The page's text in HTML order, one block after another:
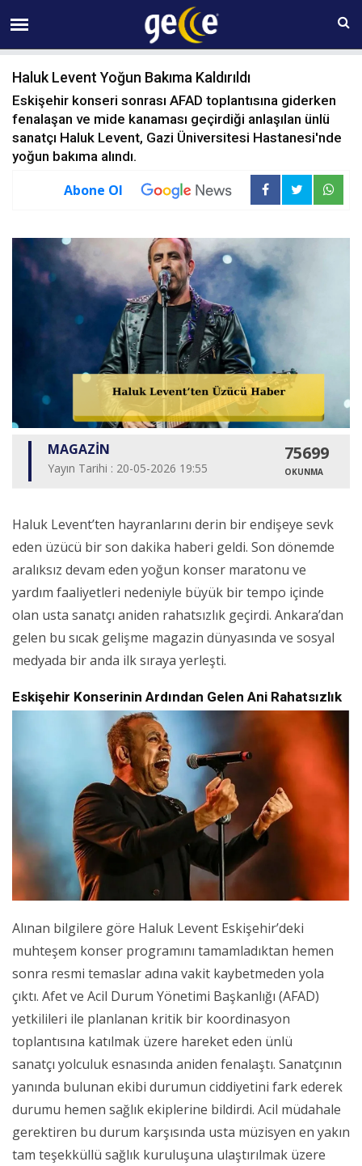
08 AĞUSTOS Cumartesi 20:56
Haluk Levent Yoğun Bakıma Kaldırıldı
Eskişehir konseri sonrası AFAD toplantısına giderken
fenalaşan ve mide kanaması geçirdiği anlaşılan ünlü
sanatçı Haluk Levent, Gazi Üniversitesi Hastanesi'nde
yoğun bakıma alındı.
Abone Ol
MAGAZİN
Yayın Tarihi : 20-05-2026 19:55
75699
OKUNMA
Haluk Levent’ten hayranlarını derin bir endişeye sevk
eden üzücü bir son dakika haberi geldi. Son dönemde
aralıksız devam eden yoğun konser maratonu ve
yardım faaliyetleri nedeniyle büyük bir tempo içinde
olan usta sanatçı aniden rahatsızlık geçirdi. Ankara’dan
gelen bu sıcak gelişme magazin dünyasında ve sosyal
medyada bir anda ilk sıraya yerleşti.
Eskişehir Konserinin Ardından Gelen Ani Rahatsızlık
Alınan bilgilere göre Haluk Levent Eskişehir’deki
muhteşem konser programını tamamladıktan hemen
sonra resmi temaslar adına vakit kaybetmeden yola
çıktı. Afet ve Acil Durum Yönetimi Başkanlığı (AFAD)
yetkilileri ile planlanan kritik bir koordinasyon
toplantısına katılmak üzere hareket eden ünlü
sanatçı yolculuk esnasında aniden fenalaştı. Sanatçının
yanında bulunan ekibi durumun ciddiyetini fark ederek
durumu hemen sağlık ekiplerine bildirdi. Acil müdahale
gerektiren bu durum karşısında usta müzisyen en yakın
tam teşekküllü sağlık kuruluşuna ulaştırılmak üzere